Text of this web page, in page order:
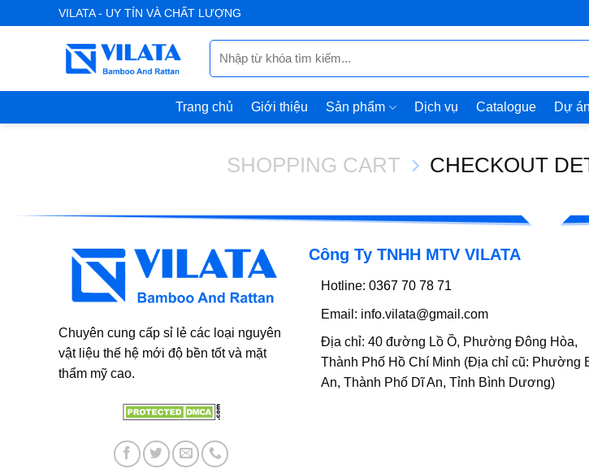
to
VILATA - UY TÍN VÀ CHẤT LƯỢNG
Tìm
kiếm:
Trang chủ Giới thiệu Sản phẩm Dịch vụ Catalogue Dự án
SHOPPING CART CHECKOUT
Chuyên cung cấp sỉ lẻ các loại nguyên
vật liệu thế hệ mới độ bền tốt và mặt
thẩm mỹ cao.
Công Ty TNHH MTV VILATA
Hotline: 0367 70 78 71
Email: info.vilata@gmail.com
Địa chỉ: 40 đường Lồ Ồ, Phường Đông Hòa,
Thành Phố Hồ Chí Minh (Địa chỉ cũ: Phường
An, Thành Phố Dĩ An, Tỉnh Bình Dương)